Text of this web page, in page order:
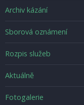
menu
Archiv kázání
Sborová oznámení
Rozpis služeb
Možnosti
Aktuálně
Fotogalerie